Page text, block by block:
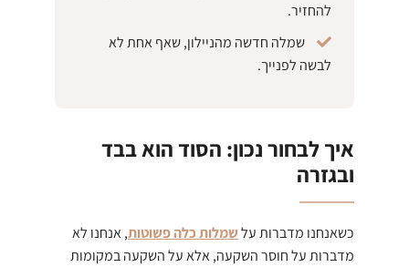
להחזיר.
שמלה חדשה מהניילון, שאף אחת לא
לבשה לפנייך.
איך לבחור נכון: הסוד הוא בבד
ובגזרה
כשאנחנו מדברות עלשמלות כלה פשוטות, אנחנו לא
מדברות על חוסר השקעה, אלא על השקעה במקומות